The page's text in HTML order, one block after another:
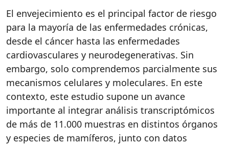
El envejecimiento es el principal factor de riesgo
para la mayoría de las enfermedades crónicas,
desde el cáncer hasta las enfermedades
cardiovasculares y neurodegenerativas. Sin
embargo, solo comprendemos parcialmente sus
mecanismos celulares y moleculares. En este
contexto, este estudio supone un avance
importante al integrar análisis transcriptómicos
de más de 11.000 muestras en distintos órganos
y especies de mamíferos, junto con datos